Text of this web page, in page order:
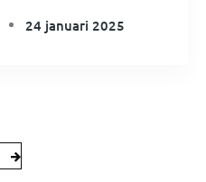
24 januari 2025